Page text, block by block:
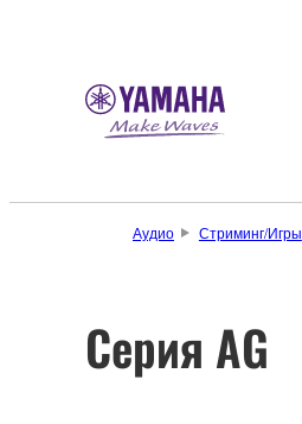
Аудио Стриминг/Игры
Серия AG